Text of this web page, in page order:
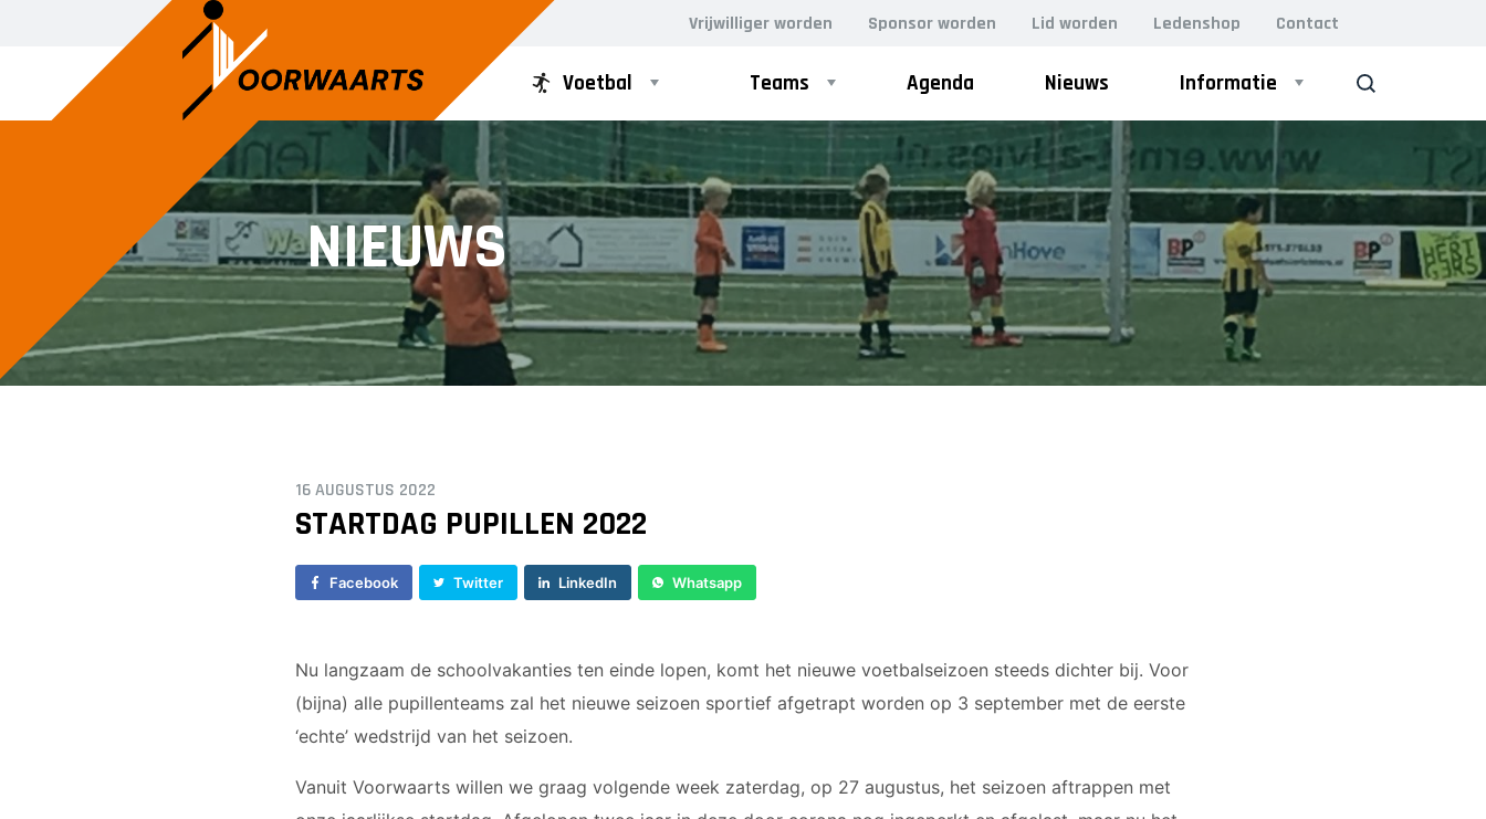
Vrijwilliger worden Sponsor worden Lid worden Ledenshop Contact
Voetbal Teams
SENIOREN
Voorwaarts 1
Voorwaarts 2
Voorwaarts 5
Voorwaarts 6
JUNIOREN
JO14-1
JO14-2
JO14-3
JO15-1
JO15-2
JO17-1
JO17-2
JO17-3
JO17-5
PUPILLEN
JO8-2
JO8-3
JO8-4JM
JO8-5JM
JO9-5
JO10-1
JO10-2 JM
JO10-5
JO10-6 JM
JO10-8JM
JO11-1
MINI'S
4-5 jarigen
6-jarigen
ZAAL
Heren 1
Heren 2
Agenda Nieuws Informatie
ZOEK
NIEUWS
16 AUGUSTUS 2022
STARTDAG PUPILLEN 2022
Facebook Twitter LinkedIn Whatsapp
Nu langzaam de schoolvakanties ten einde lopen, komt het nieuwe voetbalseizoen steeds dichter bij. Voor
(bijna) alle pupillenteams zal het nieuwe seizoen sportief afgetrapt worden op 3 september met de eerste
‘echte’ wedstrijd van het seizoen.
Vanuit Voorwaarts willen we graag volgende week zaterdag, op 27 augustus, het seizoen aftrappen met